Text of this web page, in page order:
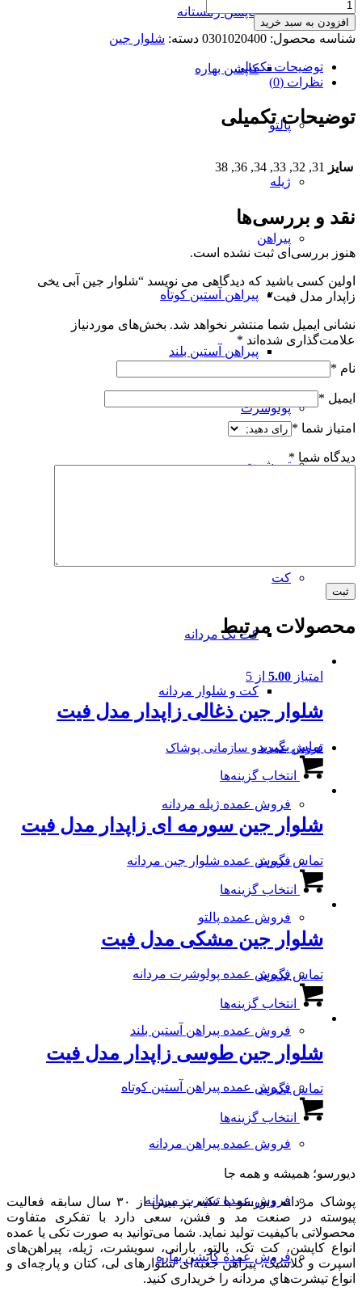
کاپشن زمستانه
کاپشن بهاره
پالتو
ژیله
پیراهن
پیراهن آستین کوتاه
پیراهن آستین بلند
پولوشرت
تی شرت
کت
کت تک مردانه
کت و شلوار مردانه
فروش عمده و سازمانی پوشاک
فروش عمده ژیله مردانه
فروش عمده شلوار جین مردانه
فروش عمده پالتو
فروش عمده پولوشرت مردانه
فروش عمده پیراهن آستین بلند
فروش عمده پیراهن آستین کوتاه
فروش عمده پیراهن مردانه
فروش عمده تیشرت مردانه
فروش عمده کاپشن بهاره
شلوار
جین
آبی
زاپدار
مدل
عدد
افزودن به سبد خرید
شناسه محصول: 0301020400 دسته: شلوار جین
توضیحات تکمیلی
نظرات (0)
توضیحات تکمیلی
سایز 31, 32, 33, 34, 36, 38
نقد و بررسی‌ها
هنوز بررسی‌ای ثبت نشده است.
اولین کسی باشید که دیدگاهی می نویسد “شلوار جین آبی یخی
زاپدار مدل فیت”
نشانی ایمیل شما منتشر نخواهد شد. بخش‌های موردنیاز
علامت‌گذاری شده‌اند *
نام *
ایمیل *
امتیاز شما *
دیدگاه شما *
محصولات مرتبط
امتیاز 5.00 از 5
شلوار جین ذغالی زاپدار مدل فیت
تماس بگیرید
انتخاب گزینه‌ها
انواع
مختلفی
می
باشد.
گزینه
ممکن
است
صفحه
انتخاب
شلوار جین سورمه ای زاپدار مدل فیت
تماس بگیرید
انتخاب گزینه‌ها
انواع
مختلفی
می
باشد.
گزینه
ممکن
است
در
صفحه
انتخاب
شلوار جین مشکی مدل فیت
تماس بگیرید
انتخاب گزینه‌ها
انواع
مختلفی
می
باشد.
گزینه
ممکن
است
انتخاب
شوند
شلوار جین طوسی زاپدار مدل فیت
تماس بگیرید
انتخاب گزینه‌ها
انواع
باشد.
گزینه
ها
ممکن
است
در
صفحه
دیورسو؛ همیشه و همه جا
پوشاک مردانه دیورسو با تکیه بر بیش از ۳۰ سال سابقه فعالیت
پیوسته در صنعت مد و فشن، سعی دارد با تفکری متفاوت
محصولاتی باکیفیت تولید نماید. شما می‌توانید به صورت تکی یا عمده
انواع کاپشن، کت تک، پالتو، بارانی، سویشرت، ژیله، پیراهن‌های
اسپرت و کلاسیک، پیراهن جعبه‌ای شلوارهای لی، کتان و پارچه‌ای و
انواع تیشرت‌هاي مردانه را خریداری کنید.